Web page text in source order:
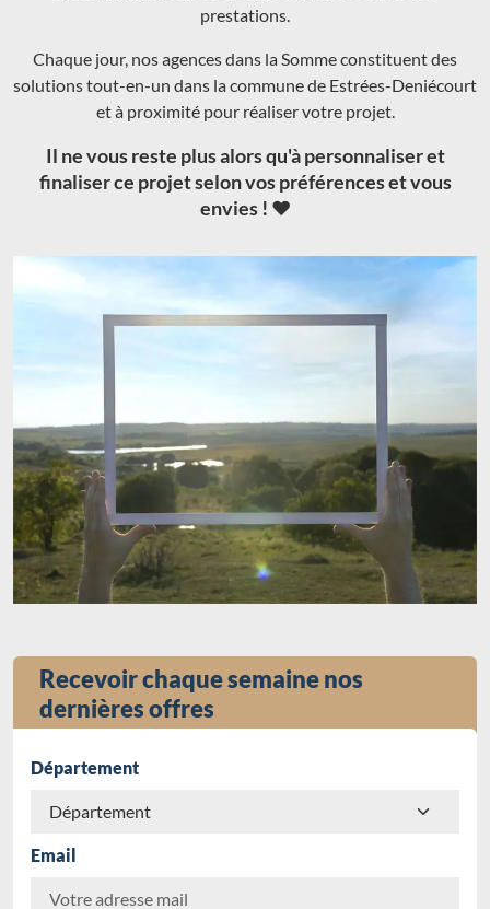
prestations.
Chaque jour, nos agences dans la Somme constituent des
solutions tout-en-un dans la commune de Estrées-Deniécourt
et à proximité pour réaliser votre projet.
Il ne vous reste plus alors qu'à personnaliser et
finaliser ce projet selon vos préférences et vous
envies ! ❤️
Recevoir chaque semaine nos
dernières offres
Département
Email